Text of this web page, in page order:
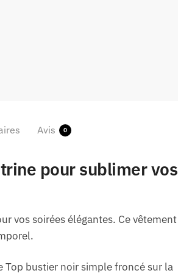
Avis 0
pour sublimer vos
vos soirées élégantes. Ce vêtement
Top bustier noir simple froncé sur la